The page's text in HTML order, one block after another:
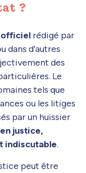
?
rédigé par
dans d'autres
des
Le
tels que
ou les litiges
par un huissier
justice,
indiscutable.
peut être